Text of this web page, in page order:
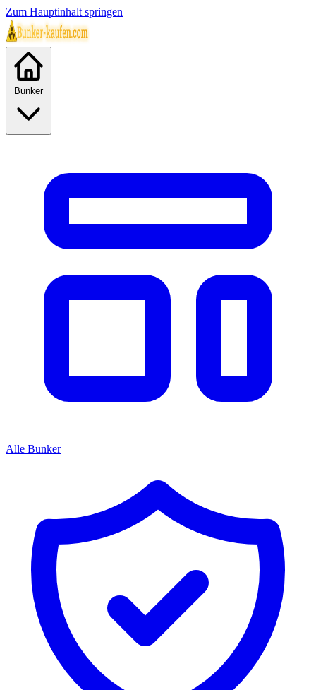
Zum Hauptinhalt springen
Bunker
Alle Bunker